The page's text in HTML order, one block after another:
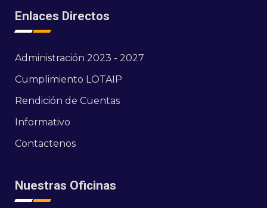
Enlaces Directos
Administración 2023 - 2027
Cumplimiento LOTAIP
Rendición de Cuentas
Informativo
Contactenos
Nuestras Oficinas